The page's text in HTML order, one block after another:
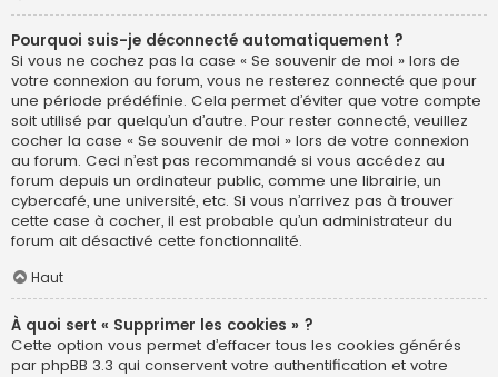
Pourquoi suis-je déconnecté automatiquement ?
Si vous ne cochez pas la case « Se souvenir de moi » lors de
votre connexion au forum, vous ne resterez connecté que pour
une période prédéfinie. Cela permet d’éviter que votre compte
soit utilisé par quelqu’un d’autre. Pour rester connecté, veuillez
cocher la case « Se souvenir de moi » lors de votre connexion
au forum. Ceci n’est pas recommandé si vous accédez au
forum depuis un ordinateur public, comme une librairie, un
cybercafé, une université, etc. Si vous n’arrivez pas à trouver
cette case à cocher, il est probable qu’un administrateur du
forum ait désactivé cette fonctionnalité.
Haut
À quoi sert « Supprimer les cookies » ?
Cette option vous permet d’effacer tous les cookies générés
par phpBB 3.3 qui conservent votre authentification et votre